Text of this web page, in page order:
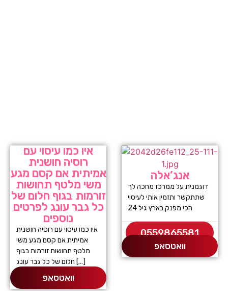
איו כמו עיסוי עם
רוסיה חושנית
אמיתית אם קסם מגע
משי מלטף תחושות
זורמות בגוף חלום של
כל גבר עונג לפרטים
נוספים
איו כמו עיסוי עם רוסיה חושנית
אמיתית אם קסם מגע משי
מלטף תחושות זורמות בגוף
חלום של כל גבר עונג […]
וואטסאפ
אנג’אלה
דוגמנית על ממרכז מחכה לך
שתתקשר ותזמין אותי לעיסוי
הכי מפנק בארץ גיל 24
0559865581
וואטסאפ